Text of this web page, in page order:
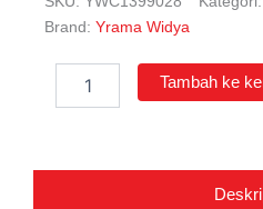
Brand: Yrama Widya
Tambah ke